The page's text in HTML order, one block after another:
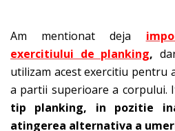
Am mentionat deja
exercitiului de planking,
utilizam acest exercitiu pentru
a partii superioare a corpului.
tip planking, in pozitie
atingerea alternativa a